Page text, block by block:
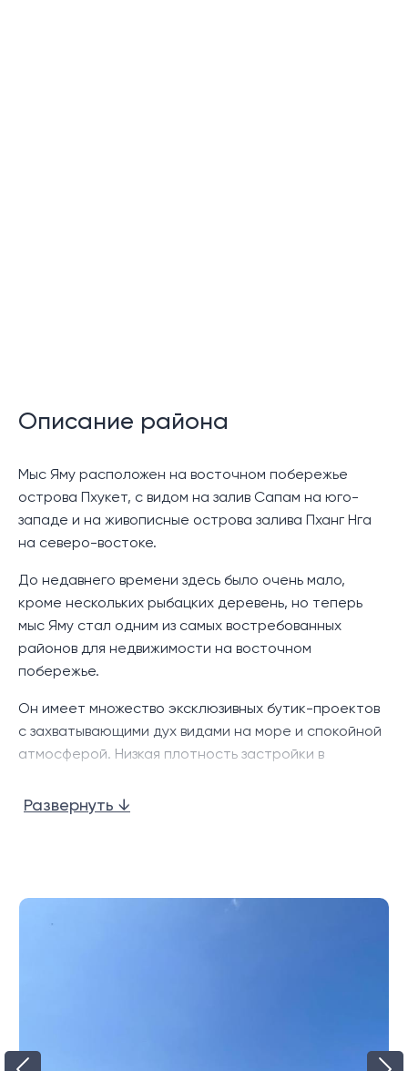
Описание района
Мыс Яму расположен на восточном побережье
острова Пхукет, с видом на залив Сапам на юго-
западе и на живописные острова залива Пханг Нга
на северо-востоке.
До недавнего времени здесь было очень мало,
кроме нескольких рыбацких деревень, но теперь
мыс Яму стал одним из самых востребованных
районов для недвижимости на восточном
побережье.
Он имеет множество эксклюзивных бутик-проектов
с захватывающими дух видами на море и спокойной
атмосферой. Низкая плотность застройки в
хорошим выбором, если приоритетом является
Развернуть ↓